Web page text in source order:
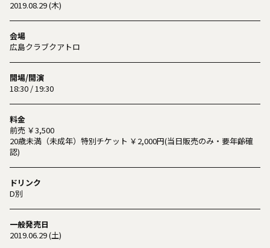
2019.08.29 (木)
会場
広島クラブクアトロ
開場/開演
18:30 / 19:30
料金
前売 ￥3,500
20歳未満（未成年）特別チケット ￥2,000円(当日販売のみ・要年齢確
認)
ドリンク
D別
一般発売日
2019.06.29 (土)